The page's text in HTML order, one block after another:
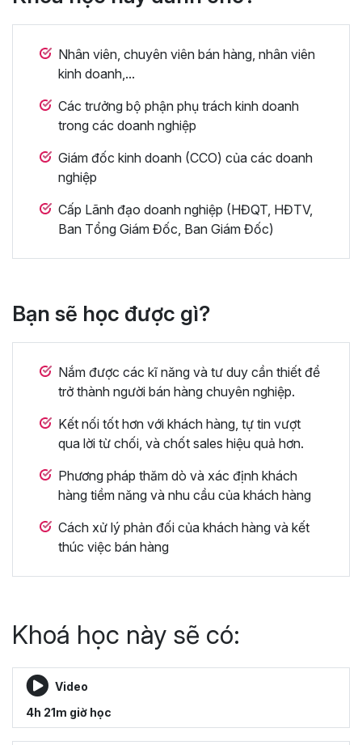
Nhân viên, chuyên viên bán hàng, nhân viên
kinh doanh,...
Các trưởng bộ phận phụ trách kinh doanh
trong các doanh nghiệp
Giám đốc kinh doanh (CCO) của các doanh
nghiệp
Cấp Lãnh đạo doanh nghiệp (HĐQT, HĐTV,
Ban Tổng Giám Đốc, Ban Giám Đốc)
Bạn sẽ học được gì?
Nắm được các kĩ năng và tư duy cần thiết để
trở thành người bán hàng chuyên nghiệp.
Kết nối tốt hơn với khách hàng, tự tin vượt
qua lời từ chối, và chốt sales hiệu quả hơn.
Phương pháp thăm dò và xác định khách
hàng tiềm năng và nhu cầu của khách hàng
Cách xử lý phản đối của khách hàng và kết
thúc việc bán hàng
Khoá học này sẽ có:
Video
4h 21m giờ học